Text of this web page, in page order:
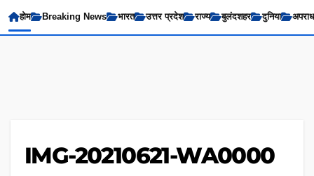
होम Breaking News भारत उत्तर प्रदेश राज्य बुलंदशहर दुनिया अपराध
IMG-20210621-WA0000